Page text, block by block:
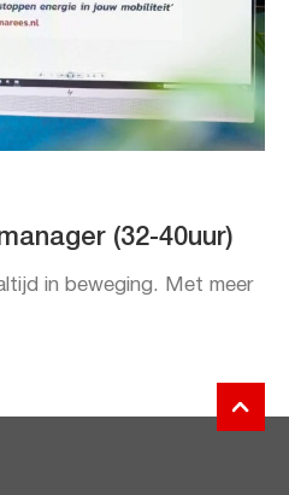
(32-40uur)
in beweging. Met meer